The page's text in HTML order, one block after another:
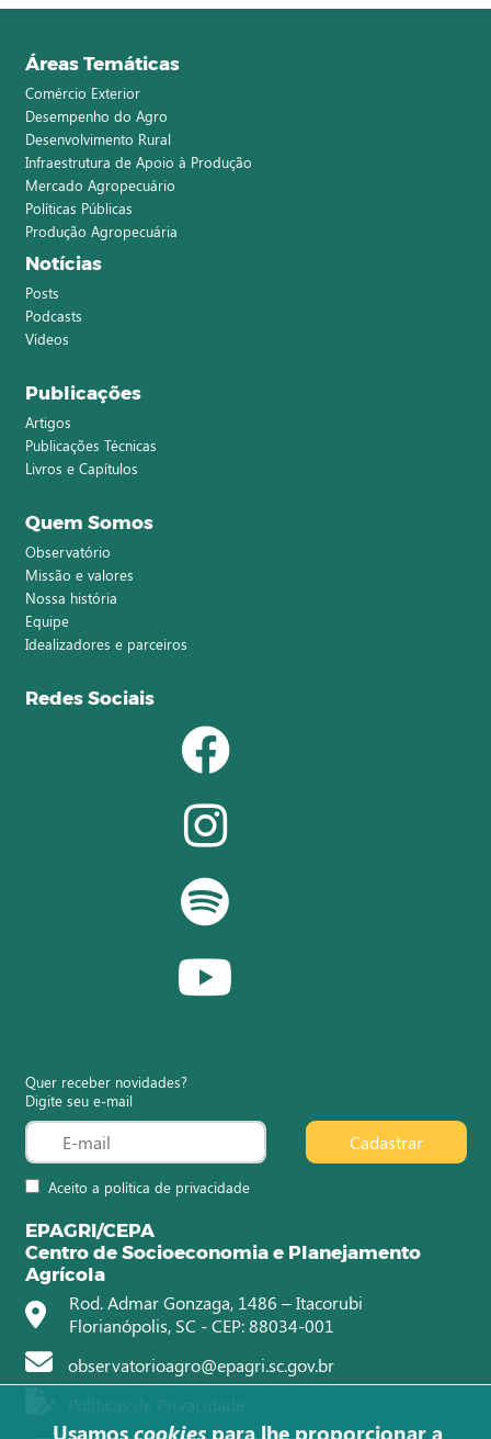
Áreas Temáticas
Comércio Exterior
Desempenho do Agro
Desenvolvimento Rural
Infraestrutura de Apoio à Produção
Mercado Agropecuário
Políticas Públicas
Produção Agropecuária
Notícias
Posts
Podcasts
Vídeos
Publicações
Artigos
Publicações Técnicas
Livros e Capítulos
Quem Somos
Observatório
Missão e valores
Nossa história
Equipe
Idealizadores e parceiros
Redes Sociais
Quer receber novidades?
Digite seu e-mail
Aceito a política de privacidade
Cadastrar
EPAGRI/CEPA
Centro de Socioeconomia e Planejamento
Agrícola
Rod. Admar Gonzaga, 1486 – Itacorubi
Florianópolis, SC - CEP: 88034-001
observatorioagro@epagri.sc.gov.br
Usamos cookies para lhe proporcionar a